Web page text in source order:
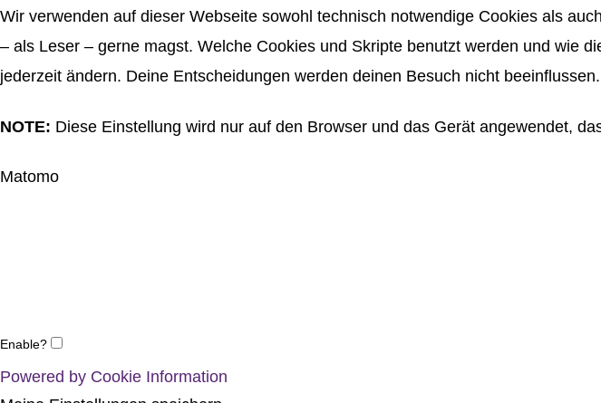
Wir verwenden auf dieser Webseite sowohl technisch notwendige Cookies als
– als Leser – gerne magst. Welche Cookies und Skripte benutzt werden und wie
jederzeit ändern. Deine Entscheidungen werden deinen Besuch nicht beeinflussen.
NOTE: Diese Einstellung wird nur auf den Browser und das Gerät angewendet,
Matomo
Enable?
Powered by Cookie Information